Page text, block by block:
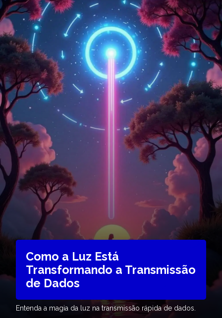
Como a Luz Está
Transformando a Transmissão
de Dados
Entenda a magia da luz na transmissão rápida de dados.